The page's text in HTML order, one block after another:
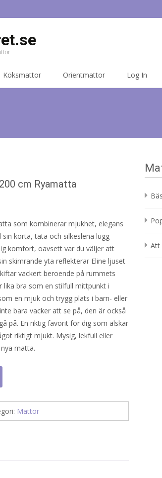
Köksmattor Orientmattor Log In
cm Ryamatta
som kombinerar mjukhet, elegans
korta, täta och silkeslena lugg
komfort, oavsett var du väljer att
skimrande yta reflekterar Eline ljuset
vackert beroende på rummets
lika bra som en stilfull mittpunkt i
en mjuk och trygg plats i barn- eller
bara vacker att se på, den är också
på. En riktig favorit för dig som älskar
riktigt mjukt. Mysig, lekfull eller
matta.
Mattor
Att